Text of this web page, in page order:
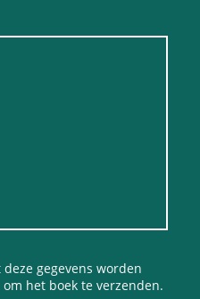
gegevens worden
het boek te verzenden.